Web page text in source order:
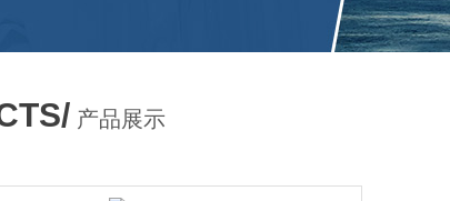
产品展示